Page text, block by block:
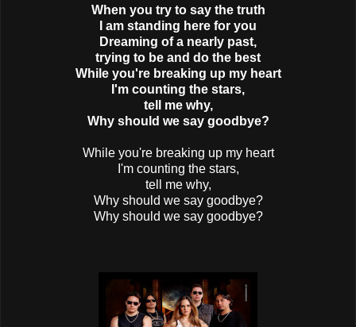
When you try to say the truth
I am standing here for you
Dreaming of a nearly past,
trying to be and do the best
While you're breaking up my heart
I'm counting the stars,
tell me why,
Why should we say goodbye?
While you're breaking up my heart
I'm counting the stars,
tell me why,
Why should we say goodbye?
Why should we say goodbye?